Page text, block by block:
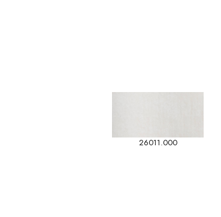
26011.000